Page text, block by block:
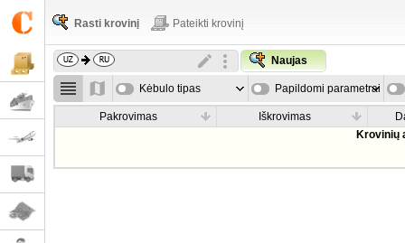
Rasti krovinį Pateikti krovinį
Naujas
Kėbulo tipas Papildomi parametrai
Pakrovimas Iškrovimas
Krovinių